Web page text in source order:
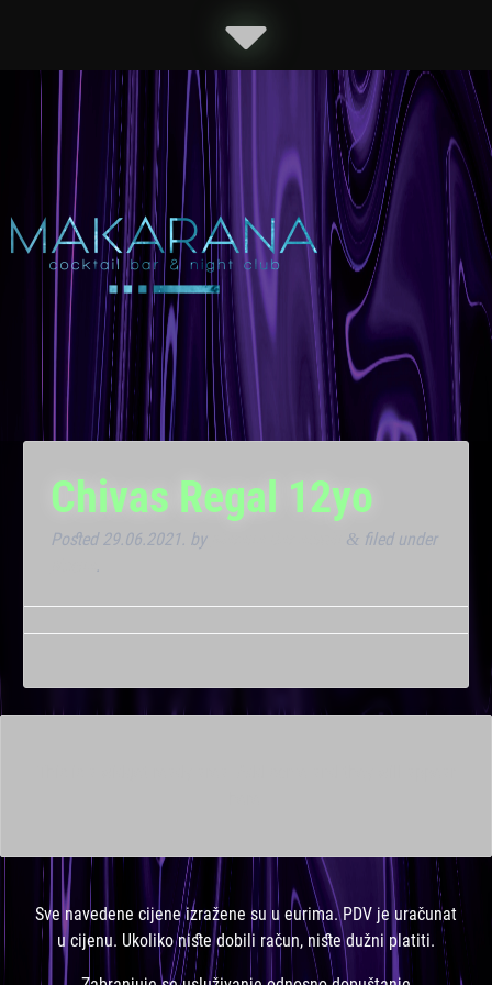
Chivas Regal 12yo
Posted 29.06.2021. by & filed under
.
Sve navedene cijene izražene su u eurima. PDV je uračunat
u cijenu. Ukoliko niste dobili račun, niste dužni platiti.